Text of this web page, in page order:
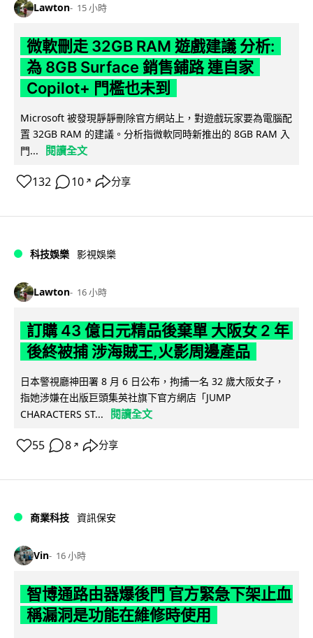
Lawton 15 小時
微軟刪走 32GB RAM 遊戲建議 分析:
為 8GB Surface 銷售鋪路 連自家
Copilot+ 門檻也未到
Microsoft 被發現靜靜刪除官方網站上，對遊戲玩家要為電腦配
置 32GB RAM 的建議。分析指微軟同時新推出的 8GB RAM 入
門...
閱讀全文
132 10 ↗ 分享
科技娛樂 影視娛樂
Lawton 16 小時
訂購 43 億日元精品後棄單 大阪女 2 年
後終被捕 涉海賊王,火影周邊產品
日本警視廳神田署 8 月 6 日公布，拘捕一名 32 歲大阪女子，
指她涉嫌在出版巨頭集英社旗下官方網店「JUMP
CHARACTERS ST...
閱讀全文
55 8 ↗ 分享
商業科技 資訊保安
Vin 16 小時
智博通路由器爆後門 官方緊急下架止血
稱漏洞是功能在維修時使用